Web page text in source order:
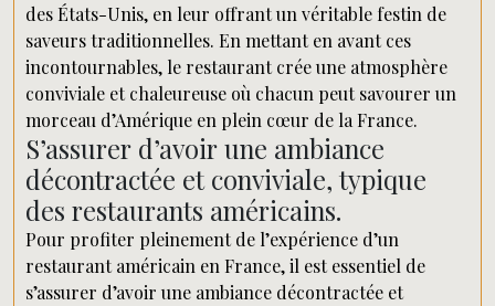
des États-Unis, en leur offrant un véritable festin de
saveurs traditionnelles. En mettant en avant ces
incontournables, le restaurant crée une atmosphère
conviviale et chaleureuse où chacun peut savourer un
morceau d’Amérique en plein cœur de la France.
S’assurer d’avoir une ambiance
décontractée et conviviale, typique
des restaurants américains.
Pour profiter pleinement de l’expérience d’un
restaurant américain en France, il est essentiel de
s’assurer d’avoir une ambiance décontractée et